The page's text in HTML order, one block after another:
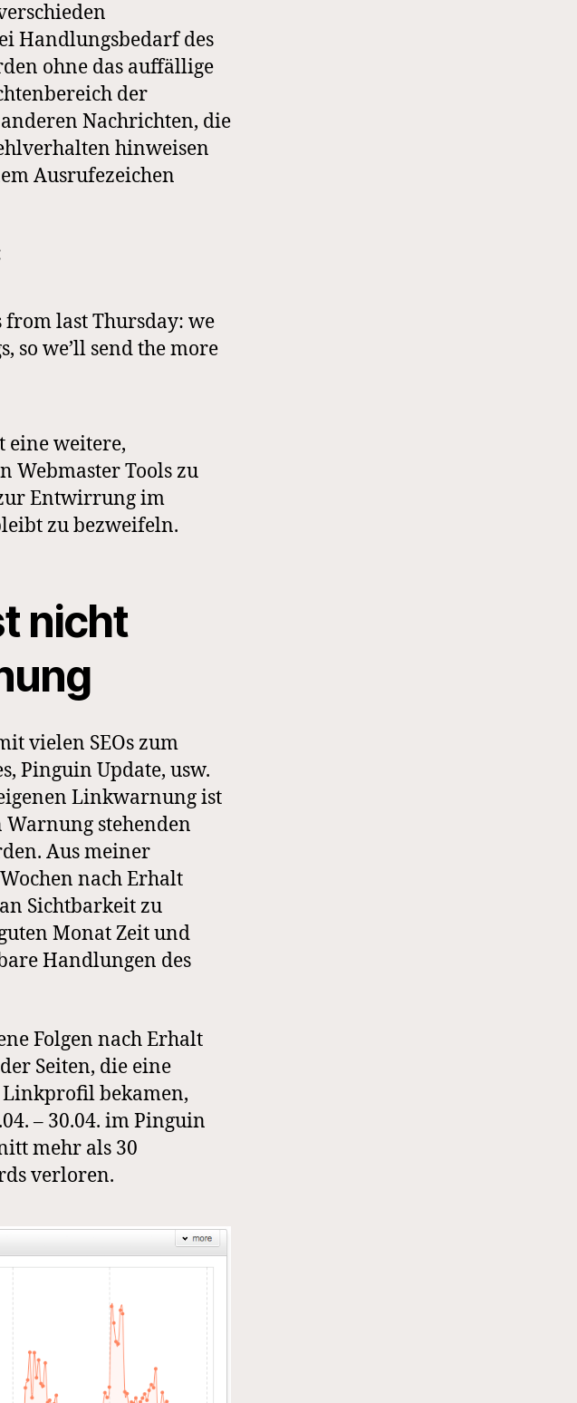
Handlungsbedarf des
ohne das auffällige
der
Nachrichten, die
hinweisen
Ausrufezeichen
from last Thursday: we
so we’ll send the more
eine weitere,
Webmaster Tools zu
Entwirrung im
zu bezweifeln.
nicht
vielen SEOs zum
Pinguin Update, usw.
Linkwarnung ist
Warnung stehenden
Aus meiner
nach Erhalt
Sichtbarkeit zu
Monat Zeit und
Handlungen des
Folgen nach Erhalt
Seiten, die eine
bekamen,
– 30.04. im Pinguin
mehr als 30
verloren.